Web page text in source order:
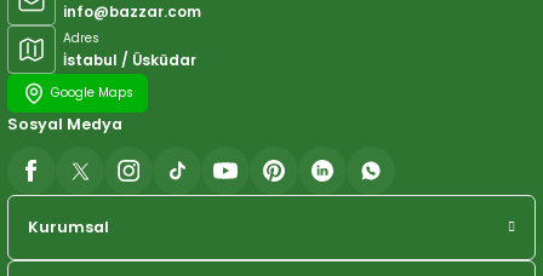
info@bazzar.com
Adres
İstabul / Üsküdar
Google Maps
Kurumsal
Sosyal Medya